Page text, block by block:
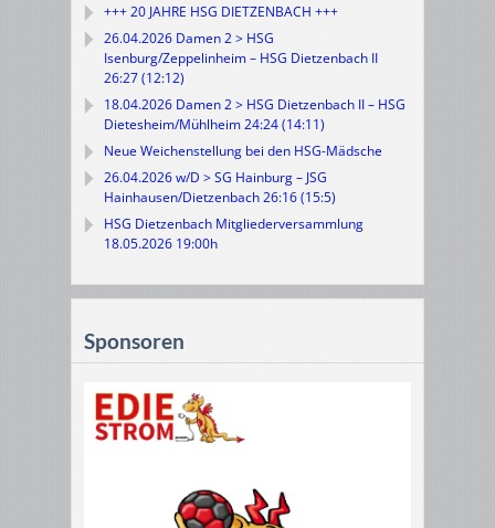
+++ 20 JAHRE HSG DIETZENBACH +++
26.04.2026 Damen 2 > HSG
Isenburg/Zeppelinheim – HSG Dietzenbach II
26:27 (12:12)
18.04.2026 Damen 2 > HSG Dietzenbach II – HSG
Dietesheim/Mühlheim 24:24 (14:11)
Neue Weichenstellung bei den HSG-Mädsche
26.04.2026 w/D > SG Hainburg – JSG
Hainhausen/Dietzenbach 26:16 (15:5)
HSG Dietzenbach Mitgliederversammlung
18.05.2026 19:00h
Sponsoren